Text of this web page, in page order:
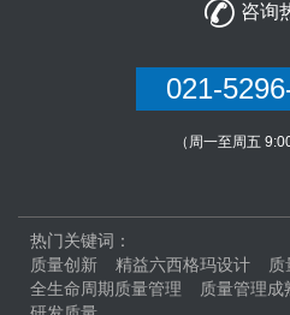
 咨询
021-
（周一至周五
热门关键词：
质量创新
精益六西格玛设计
全生命周期质量管理
质量管理成